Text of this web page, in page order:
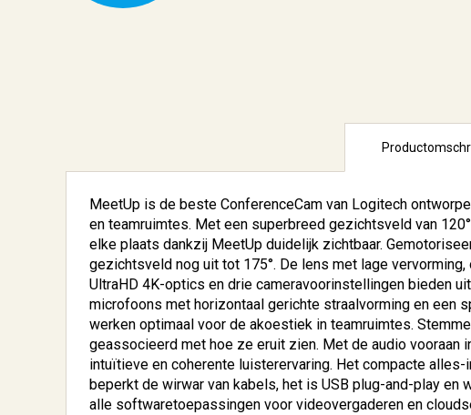
MeetUp is de beste ConferenceCam van Logitech
en teamruimtes. Met een superbreed gezichtsveld van
elke plaats dankzij MeetUp duidelijk zichtbaar.
gezichtsveld nog uit tot 175°. De lens met lage
UltraHD 4K-optics en drie cameravoorinstellingen bieden
microfoons met horizontaal gerichte straalvorming en een
werken optimaal voor de akoestiek in teamruimtes.
geassocieerd met hoe ze eruit zien. Met de audio vooraan
intuïtieve en coherente luisterervaring. Het compacte
beperkt de wirwar van kabels, het is USB plug-and-play en
alle softwaretoepassingen voor videovergaderen en